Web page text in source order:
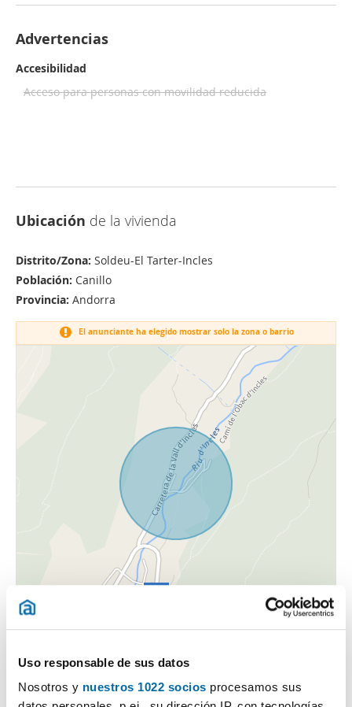
Uso responsable de sus datos
Nosotros y nuestros 1022 socios procesamos sus
Advertencias
Accesibilidad
Acceso para personas con movilidad reducida
Ubicación de la vivienda
Distrito/Zona: Soldeu-El Tarter-Incles
Población: Canillo
Provincia: Andorra
El anunciante ha elegido mostrar solo la zona o barrio